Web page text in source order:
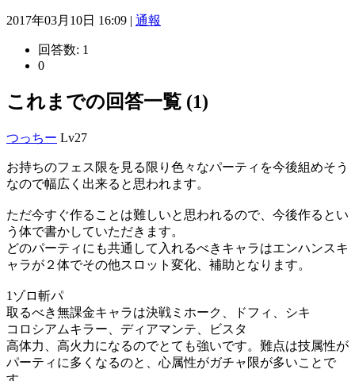
2017年03月10日 16:09 | 通報
回答数: 1
0
これまでの回答一覧 (1)
つっちー Lv27
お持ちのフェス限を見る限り色々なパーティを今後組めそう
なので幅広く出来ると思われます。
ただ今すぐ作ることは難しいと思われるので、今後作るとい
う体で書かしていただきます。
どのパーティにも共通して入れるべきキャラはエンハンスキ
ャラが２体でその他スロット変化、補助となります。
1ゾロ斬パ
取るべき無課金キャラは決戦ミホーク、ドフィ、シキ
コロシアムキラー、ディアマンテ、ビスタ
高体力、高火力になるのでとても強いです。難点は技属性が
パーティに多くなるのと、心属性がガチャ限が多いことで